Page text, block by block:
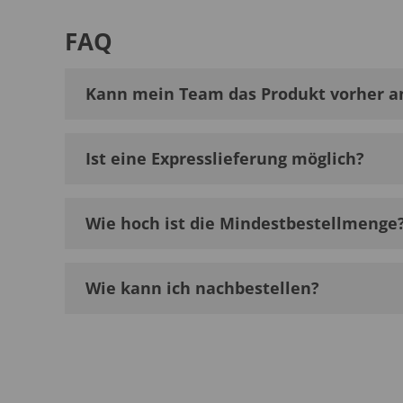
FAQ
Kann mein Team das Produkt vorher
Ist eine Expresslieferung möglich?
Wie hoch ist die
Wie kann ich nachbestellen?